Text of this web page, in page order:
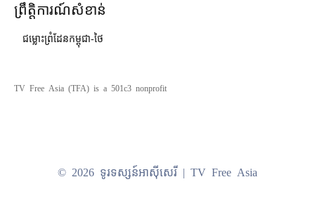
ព្រឹត្តិការណ៍សំខាន់
ជម្លោះព្រំដែនកម្ពុជា-ថៃ
TV Free Asia (TFA) is a 501c3 nonprofit
© 2026 ទូរទស្សន៍អាស៊ីសេរី | TV Free Asia